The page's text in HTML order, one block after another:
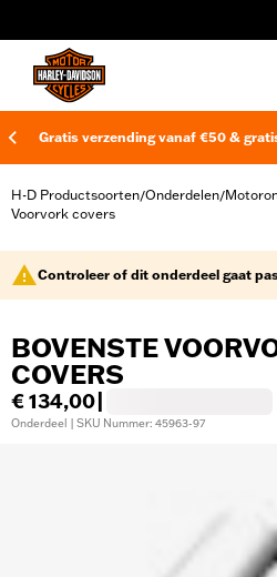
Gratis verzending vanaf €50 &
H-D Productsoorten/Onderdelen/
Voorvork covers
Controleer of dit onderdeel gaat
BOVENSTE
COVERS
€ 134,00
Onderdeel | SKU Nummer: 45963-97